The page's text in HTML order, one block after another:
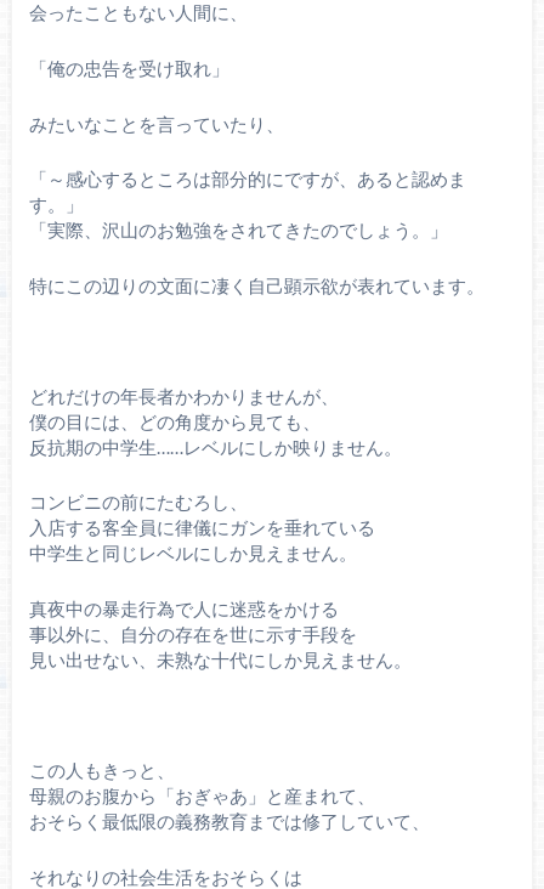
会ったこともない人間に、
「俺の忠告を受け取れ」
みたいなことを言っていたり、
「～感心するところは部分的にですが、あると認めま
す。」
「実際、沢山のお勉強をされてきたのでしょう。」
特にこの辺りの文面に凄く自己顕示欲が表れています。
どれだけの年長者かわかりませんが、
僕の目には、どの角度から見ても、
反抗期の中学生……レベルにしか映りません。
コンビニの前にたむろし、
入店する客全員に律儀にガンを垂れている
中学生と同じレベルにしか見えません。
真夜中の暴走行為で人に迷惑をかける
事以外に、自分の存在を世に示す手段を
見い出せない、未熟な十代にしか見えません。
この人もきっと、
母親のお腹から「おぎゃあ」と産まれて、
おそらく最低限の義務教育までは修了していて、
それなりの社会生活をおそらくは